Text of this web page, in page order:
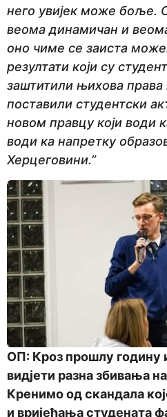
него увијек може боље.
веома динамичан и
оно чиме се заиста
резултати који су
заштитили њихова права
поставили студентски
новом правцу који води
води ка напретку
Херцеговини.”
ОП: Кроз прошлу годину
видјети разна збивања
Кренимо од скандала
и вријеђања студената